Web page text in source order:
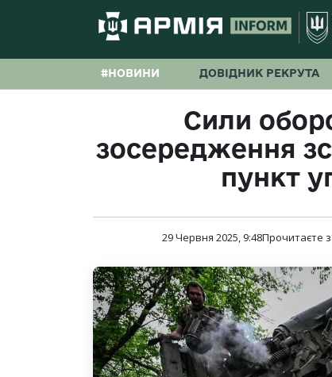
#НОВИНИ ДОВІДНИК РЕКРУТА
Сили
зосередження
пункт
29 Червня 2025, 9:48Прочитаєте